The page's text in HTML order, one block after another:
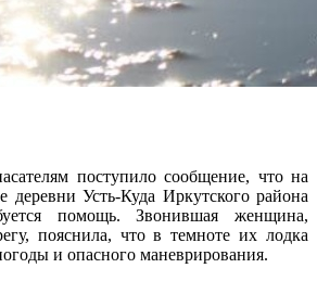
поступило сообщение, что на
деревни Усть-Куда Иркутского района
помощь. Звонившая женщина,
пояснила, что в темноте их лодка
и опасного маневрирования.